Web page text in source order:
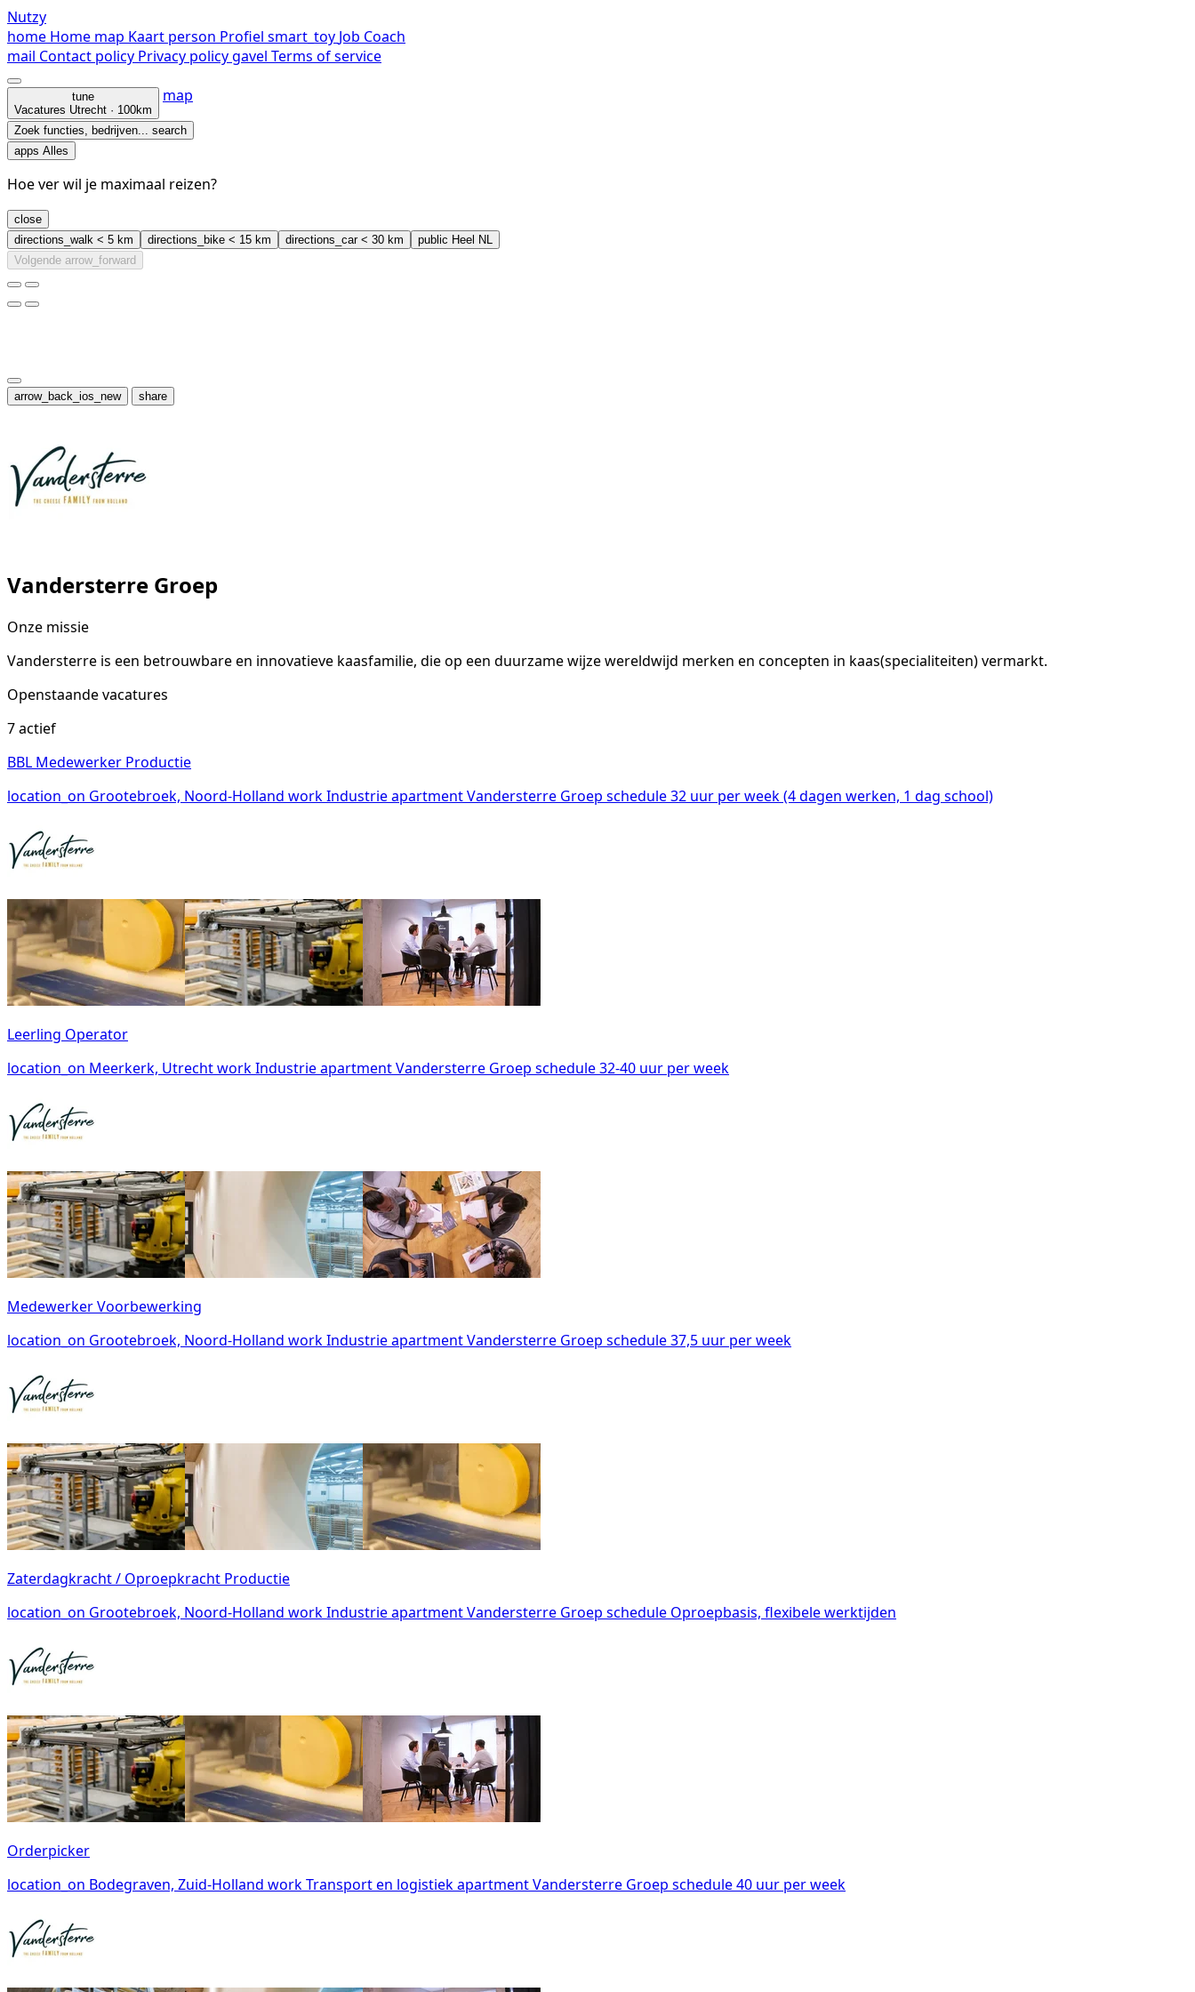
Nutzy
home Home map Kaart person Profiel smart_toy Job Coach
mail Contact policy Privacy policygavel Terms of service
tune
Vacatures Utrecht · 100km
map
Zoek functies, bedrijven... search
apps Alles
Hoe ver wil je maximaal reizen?
close
directions_walk < 5 km directions_bike < 15 km directions_car< 30 km public Heel NL
Volgende arrow_forward
arrow_back_ios_new share
Vandersterre Groep
Onze missie
Vandersterre is een betrouwbare en innovatieve kaasfamilie, die op een duurzame wijze wereldwijd merken en concepten in kaas(specialiteiten) vermarkt.
Openstaande vacatures
7 actief
BBL Medewerker Productie
location_on Grootebroek, Noord-Holland workIndustrieapartmentVandersterre Groep schedule32 uur per week (4 dagen werken, 1 dag school)
Leerling Operator
location_on Meerkerk, UtrechtworkIndustrieapartmentVandersterre Groep schedule32-40 uur per week
Medewerker Voorbewerking
location_on Grootebroek, Noord-Holland workIndustrieapartmentVandersterre Groep schedule37,5 uur per week
Zaterdagkracht / Oproepkracht Productie
location_on Grootebroek, Noord-Holland workIndustrieapartmentVandersterre Groep schedule Oproepbasis, flexibele werktijden
Orderpicker
location_on Bodegraven, Zuid-Holland workTransport en logistiekapartmentVandersterre Groep schedule40 uur per week